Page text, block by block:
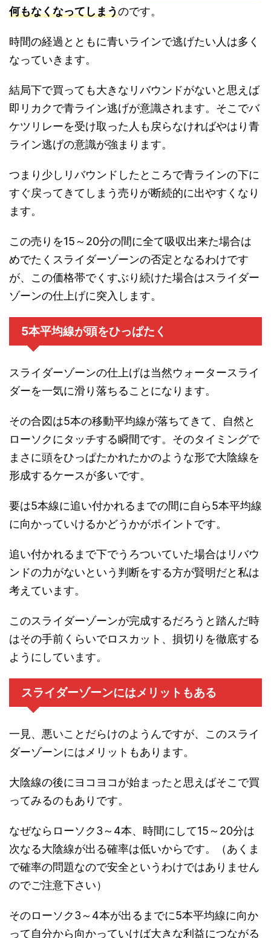
何もなくなってしまうのです。
時間の経過とともに青いラインで逃げたい人は多く
なっていきます。
結局下で買っても大きなリバウンドがないと思えば
即リカクで青ライン逃げが意識されます。そこでバ
ケツリレーを受け取った人も戻らなければやはり青
ライン逃げの意識が強まります。
つまり少しリバウンドしたところで青ラインの下に
すぐ戻ってきてしまう売りが断続的に出やすくなり
ます。
この売りを15～20分の間に全て吸収出来た場合は
めでたくスライダーゾーンの否定となるわけです
が、この価格帯でくすぶり続けた場合はスライダー
ゾーンの仕上げに突入します。
5本平均線が頭をひっぱたく
スライダーゾーンの仕上げは当然ウォータースライ
ダーを一気に滑り落ちることになります。
その合図は5本の移動平均線が落ちてきて、自然と
ローソクにタッチする瞬間です。そのタイミングで
まさに頭をひっぱたかれたかのような形で大陰線を
形成するケースが多いです。
要は5本線に追い付かれるまでの間に自ら5本平均線
に向かっていけるかどうかがポイントです。
追い付かれるまで下でうろついていた場合はリバウ
ンドの力がないという判断をする方が賢明だと私は
考えています。
このスライダーゾーンが完成するだろうと踏んだ時
はその手前くらいでロスカット、損切りを徹底する
ようにしています。
スライダーゾーンにはメリットもある
一見、悪いことだらけのようんですが、このスライ
ダーゾーンにはメリットもあります。
大陰線の後にヨコヨコが始まったと思えばそこで買
ってみるのもありです。
なぜならローソク3～4本、時間にして15～20分は
次なる大陰線が出る確率は低いからです。（あくま
で確率の問題なので安全というわけではありません
のでご注意下さい）
そのローソク3～4本が出るまでに5本平均線に向か
って自分から向かっていけば大きな利益につながる